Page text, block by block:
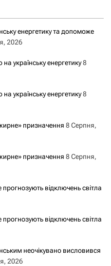
енергетику та допоможе
2026
українську енергетику8
українську енергетику8
призначення 8 Серпня,
призначення 8 Серпня,
відключень світла
відключень світла
неочікувано висловився
2026